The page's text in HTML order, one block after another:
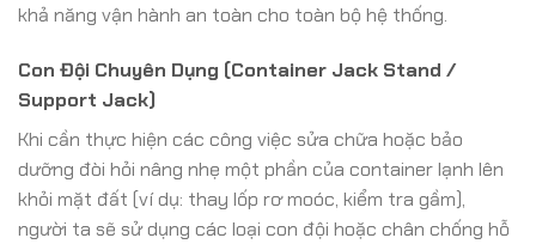
khả năng vận hành an toàn cho toàn bộ hệ thống.
Con Đội Chuyên Dụng (Container Jack Stand /
Support Jack)
Khi cần thực hiện các công việc sửa chữa hoặc bảo
dưỡng đòi hỏi nâng nhẹ một phần của container lạnh lên
khỏi mặt đất (ví dụ: thay lốp rơ moóc, kiểm tra gầm),
người ta sẽ sử dụng các loại con đội hoặc chân chống hỗ